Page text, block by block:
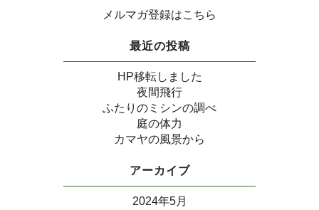
メルマガ登録はこちら
最近の投稿
HP移転しました
夜間飛行
ふたりのミシンの調べ
庭の体力
カマヤの風景から
アーカイブ
2024年5月